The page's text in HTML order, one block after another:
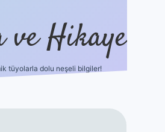
ve Hikaye
tüyolarla dolu neşeli bilgiler!
hiltonbet